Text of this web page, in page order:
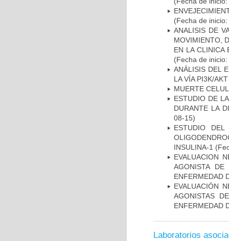
(Fecha de
ANALISIS DE
MOVIMIENTO,
EN LA CLINICA
(Fecha de
ANÁLISIS DEL
LA VÍA PI3K/
MUERTE
ESTUDIO DE
DURANTE LA
08-15)
ESTUDIO
INSULINA-1
EVALUACION
AGONISTA
ENFERMEDAD
EVALUACIÓN
AGONISTAS
ENFERMEDAD
Laboratorios